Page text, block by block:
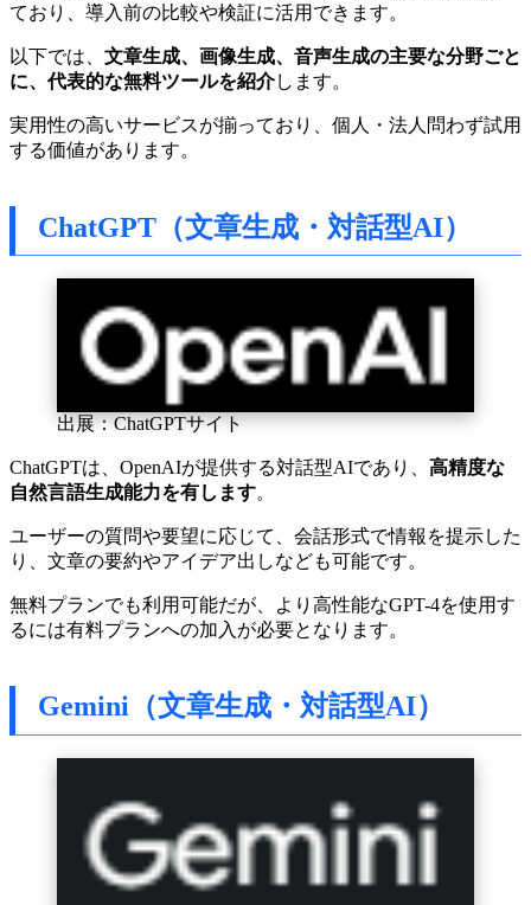
ており、導入前の比較や検証に活用できます。
以下では、 文章生成、画像生成、音声生成の主要な分野ごと
に、代表的な無料ツールを紹介します。
実用性の高いサービスが揃っており、個人・法人問わず試用
する価値があります。
ChatGPT（文章生成・対話型AI）
出展：ChatGPTサイト
ChatGPTは、OpenAIが提供する対話型AIであり、 高精度な
自然言語生成能力を有します。
ユーザーの質問や要望に応じて、会話形式で情報を提示した
り、文章の要約やアイデア出しなども可能です。
無料プランでも利用可能だが、より高性能なGPT-4を使用す
るには有料プランへの加入が必要となります。
Gemini（文章生成・対話型AI）